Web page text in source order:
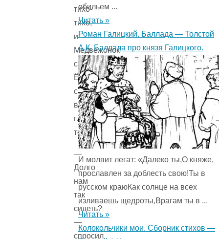
тихо-
тихо,
и
Медвежонок
с
Ёжиком
сидели
в
глухой
темноте.
—
Долго
нам
так
сидеть?
—
спросил
обильем ...
Читать »
Роман Галицкий. Баллада — Толстой
А.К. Баллада про князя Галицкого.
И молвит легат: «Далеко ты,О княже,
прославлен за доблесть свою!Ты в
русском краюКак солнце на всех
изливаешь щедроты,Врагам ты в ...
Читать »
Колокольчики мои. Сборник стихов —